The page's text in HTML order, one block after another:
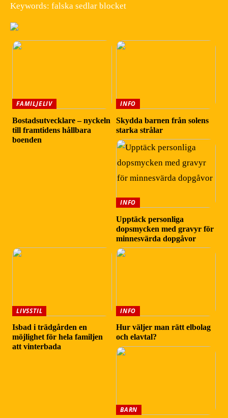
Keywords: falska sedlar blocket
FAMILJELIV
Bostadsutvecklare – nyckeln
till framtidens hållbara
boenden
INFO
Skydda barnen från solens
starka strålar
INFO
Upptäck personliga
dopsmycken med gravyr för
minnesvärda dopgåvor
LIVSSTIL
Isbad i trädgården en
möjlighet för hela familjen
att vinterbada
INFO
Hur väljer man rätt elbolag
och elavtal?
BARN